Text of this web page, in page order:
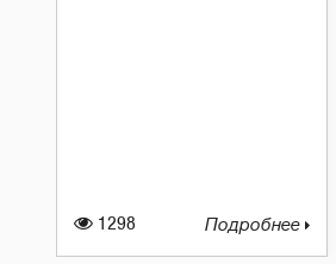
1298 Подробнее